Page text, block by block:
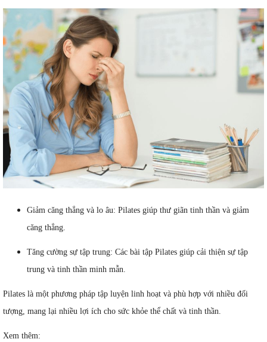
Giảm căng thẳng và lo âu: Pilates giúp thư giãn tinh thần và giảm
căng thẳng.
Tăng cường sự tập trung: Các bài tập Pilates giúp cải thiện sự tập
trung và tinh thần minh mẫn.
Pilates là một phương pháp tập luyện linh hoạt và phù hợp với nhiều đối
tượng, mang lại nhiều lợi ích cho sức khỏe thể chất và tinh thần.
Xem thêm: